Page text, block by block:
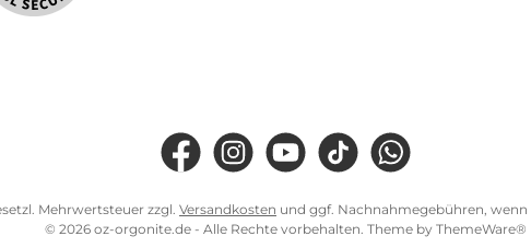
FacebookInstagramYouTube TikTok WhatsApp
Mehrwertsteuer zzgl. Versandkosten und ggf. Nachnahmegebühren,
© 2026 oz-orgonite.de - Alle Rechte vorbehalten. Theme by ThemeWare®